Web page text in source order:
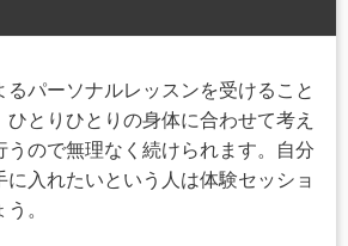
パーソナルレッスンを受けること
とりひとりの身体に合わせて考え
うので無理なく続けられます。自分
に入れたいという人は体験セッショ
。